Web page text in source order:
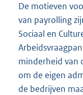
De motieven
van payrolling
Sociaal en
minderheid van
om de eigen
de bedrijven